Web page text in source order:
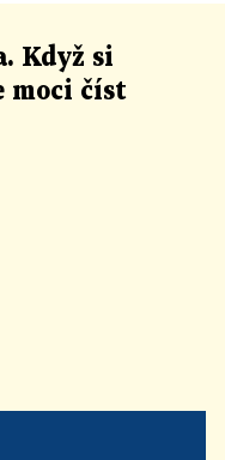
Když si
moci číst